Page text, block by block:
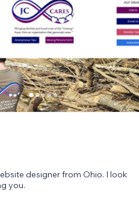
designer from Ohio. I look
you.